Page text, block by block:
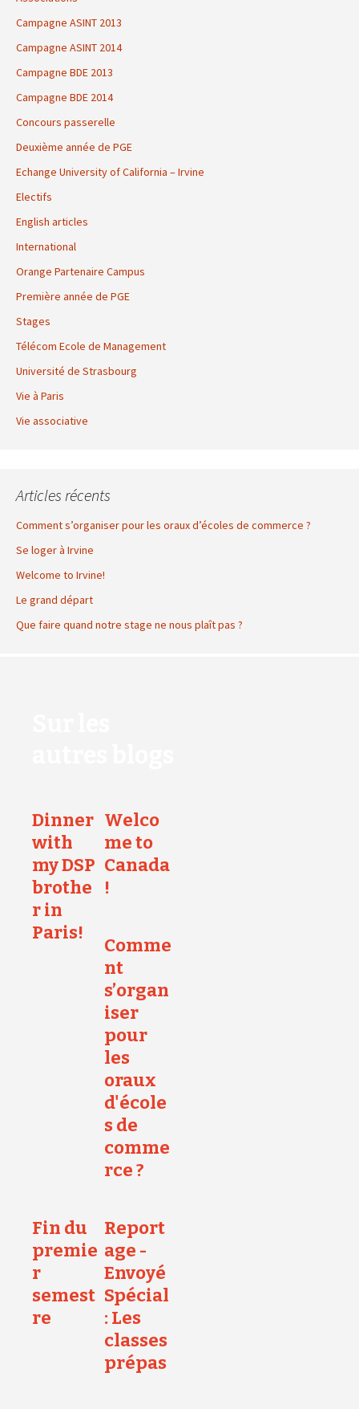
Campagne ASINT 2013
Campagne ASINT 2014
Campagne BDE 2013
Campagne BDE 2014
Concours passerelle
Deuxième année de PGE
Echange University of California – Irvine
Electifs
English articles
International
Orange Partenaire Campus
Première année de PGE
Stages
Télécom Ecole de Management
Université de Strasbourg
Vie à Paris
Vie associative
Articles récents
Comment s’organiser pour les oraux d’écoles de commerce ?
Se loger à Irvine
Welcome to Irvine!
Le grand départ
Que faire quand notre stage ne nous plaît pas ?
Dinner
with
my DSP
brothe
r in
Paris!
Welco
me to
Canada
!
Comme
nt
s’organ
iser
pour
les
oraux
d'école
s de
comme
rce ?
Fin du
premie
r
semest
re
Report
age -
Envoyé
Spécial
: Les
classes
prépas